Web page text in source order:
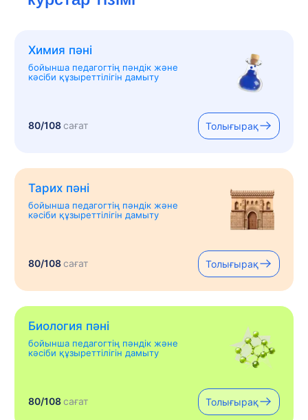
Химия пәні
бойынша педагогтің пәндік және
кәсіби құзыреттілігін дамыту
80/108сағат Толығырақ
Тарих пәні
бойынша педагогтің пәндік және
кәсіби құзыреттілігін дамыту
80/108сағат Толығырақ
Биология пәні
бойынша педагогтің пәндік және
кәсіби құзыреттілігін дамыту
80/108сағат Толығырақ